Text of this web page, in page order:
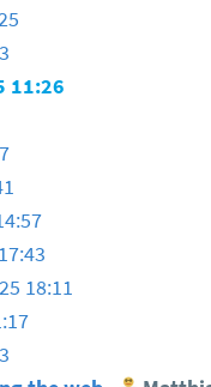
11:26
18:11